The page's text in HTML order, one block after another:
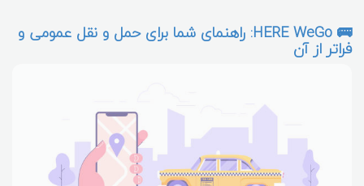
🚌 HERE WeGo: راهنمای شما برای حمل و نقل عمومی و
فراتر از آن